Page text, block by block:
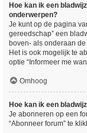
Hoe kan ik een
onderwerpen?
Je kunt op de pagina
gereedschap” een
boven- als onderaan
Het is ook mogelijk te
optie “Informeer me
Omhoog
Hoe kan ik een
Je abonneren op een
“Abonneer forum” te